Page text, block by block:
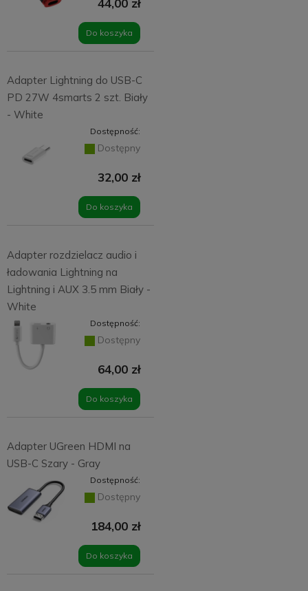
44,00 zł
Do koszyka
Adapter Lightning do USB-C
PD 27W 4smarts 2 szt. Biały
- White
Dostępność:
Dostępny
32,00 zł
Do koszyka
Adapter rozdzielacz audio i
ładowania Lightning na
Lightning i AUX 3.5 mm Biały -
White
Dostępność:
Dostępny
64,00 zł
Do koszyka
Adapter UGreen HDMI na
USB-C Szary - Gray
Dostępność:
Dostępny
184,00 zł
Do koszyka